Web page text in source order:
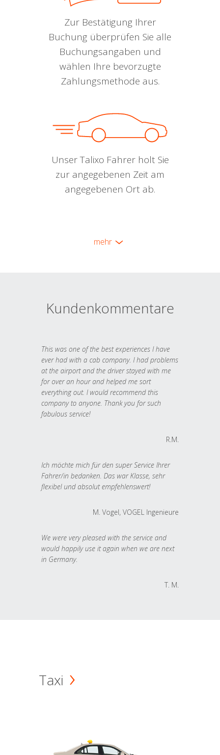
Zur Bestätigung Ihrer
Buchung überprüfen Sie alle
Buchungsangaben und
wählen Ihre bevorzugte
Zahlungsmethode aus.
Unser Talixo Fahrer holt Sie
zur angegebenen Zeit am
angegebenen Ort ab.
mehr
Kundenkommentare
This was one of the best experiences I have
ever had with a cab company. I had problems
at the airport and the driver stayed with me
for over an hour and helped me sort
everything out. I would recommend this
company to anyone. Thank you for such
fabulous service!
R.M.
Ich möchte mich für den super Service Ihrer
Fahrer/in bedanken. Das war Klasse, sehr
flexibel und absolut empfehlenswert!
M. Vogel, VOGEL Ingenieure
We were very pleased with the service and
would happily use it again when we are next
in Germany.
T. M.
Taxi